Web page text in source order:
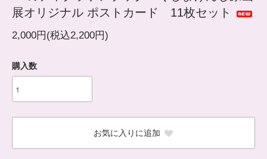
展オリジナル ポストカード 11枚セット
2,000円(税込2,200円)
購入数
お気に入りに追加